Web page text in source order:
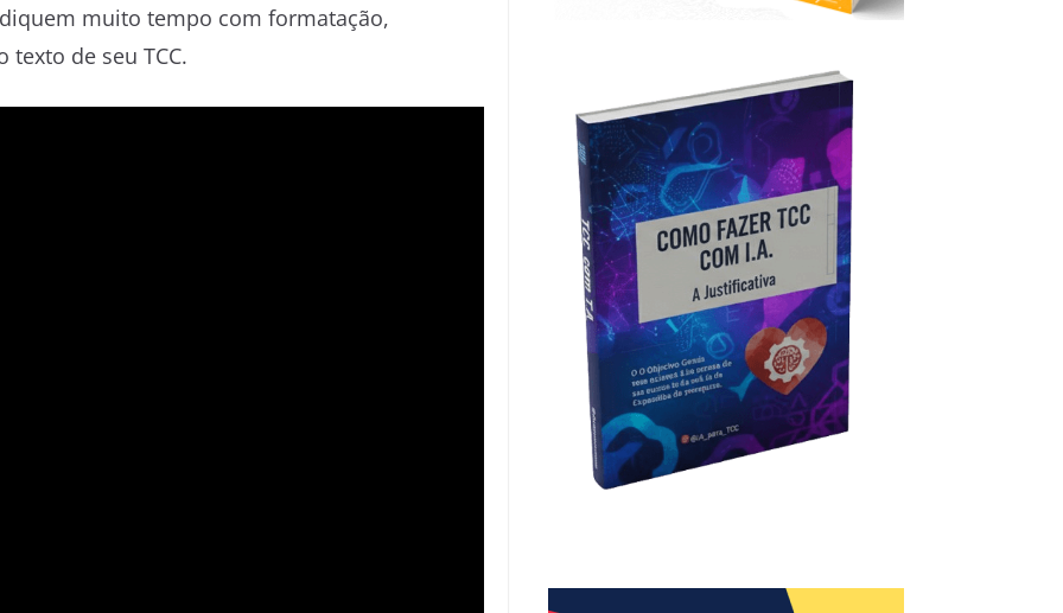
t
muito tempo com formatação,
de seu TCC.